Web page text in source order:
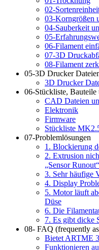
02-
03-Korngrößen
04-Sauberkeit
05-
06-Filament
07-3D
08-Filament
05-3D Drucker
3D Drucker
06-Stückliste, Bauteile
CAD Dateien
Elektronik
Firmware
Stückliste
07-Problemlösungen
1. Blockierung
2. Extrusion
„Sensor Runout“
3. Sehr häufige
4. Display
5. Motor läuft
Düse
6. Die
7. Es gibt dicke
08- FAQ (frequently
Bietet ARTME
Funktionieren